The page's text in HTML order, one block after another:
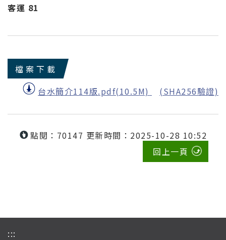
客運 81
檔案下載
台水簡介114版.pdf(10.5M)
(SHA256驗證)
點閱：70147 更新時間：2025-10-28 10:52
回上一頁
:::